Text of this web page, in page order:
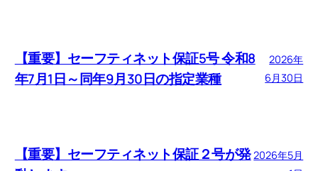
【重要】セーフティネット保証5号 令和8
年7月1日～同年9月30日の指定業種
2026年
6月30日
【重要】セーフティネット保証２号が発2026年5月